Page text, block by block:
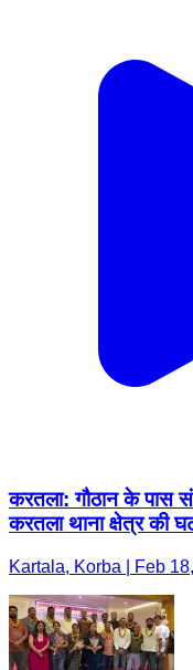
करतला: गौठान के पास
करतला थाना क्षेत्र की
Kartala, Korba | Feb